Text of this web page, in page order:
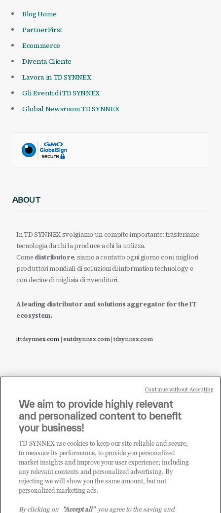
Blog Home
PartnerFirst
Ecommerce
Diventa Cliente
Lavora in TD SYNNEX
Gli Eventi di TD SYNNEX
Global Newsroom TD SYNNEX
ABOUT
In TD SYNNEX svolgiamo un compito importante: trasferiamo
tecnologia da chi la produce a chi la utilizza.
Come distributore, siamo a contatto ogni giorno con i migliori
produttori mondiali di soluzioni di information technology e
con decine di migliaia di rivenditori.
A leading distributor and solutions aggregator for the IT
ecosystem.
it.tdsynnex.com|eu.tdsynnex.com|tdsynnex.com
Sei un rivenditore di tecnologia e desideri acquistare
i prodotti o le soluzioni trattate sul blog?
CLICCA QUI E DIVENTA
CLIENTE TD SYNNEX
We aim to provide highly relevant
and personalized content to benefit
your business!
TD SYNNEX use cookies to keep our site reliable and secure,
to measure its performance, to provide you personalized
market insights and improve your user experience; including
any relevant contents and personalized advertising. By
rejecting we will show you the same amount, but not
personalized marketing ads.
By clicking on "Accept all"you agree to the saving and
Continue without Accepting